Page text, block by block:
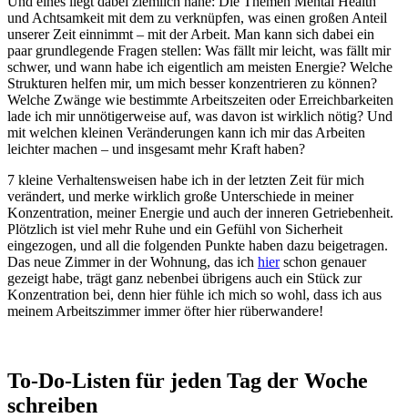
und Achtsamkeit mit dem zu verknüpfen, was einen großen Anteil
unserer Zeit einnimmt – mit der Arbeit. Man kann sich dabei ein
paar grundlegende Fragen stellen: Was fällt mir leicht, was fällt mir
schwer, und wann habe ich eigentlich am meisten Energie? Welche
Strukturen helfen mir, um mich besser konzentrieren zu können?
Welche Zwänge wie bestimmte Arbeitszeiten oder Erreichbarkeiten
lade ich mir unnötigerweise auf, was davon ist wirklich nötig? Und
mit welchen kleinen Veränderungen kann ich mir das Arbeiten
leichter machen – und insgesamt mehr Kraft haben?
7 kleine Verhaltensweisen habe ich in der letzten Zeit für mich
verändert, und merke wirklich große Unterschiede in meiner
Konzentration, meiner Energie und auch der inneren Getriebenheit.
Plötzlich ist viel mehr Ruhe und ein Gefühl von Sicherheit
eingezogen, und all die folgenden Punkte haben dazu beigetragen.
Das neue Zimmer in der Wohnung, das ich hierschon genauer
gezeigt habe, trägt ganz nebenbei übrigens auch ein Stück zur
Konzentration bei, denn hier fühle ich mich so wohl, dass ich aus
meinem Arbeitszimmer immer öfter hier rüberwandere!
To-Do-Listen für jeden Tag der Woche
schreiben